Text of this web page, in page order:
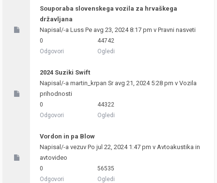
Souporaba slovenskega vozila za hrvaškega
državljana
Napisal/-a Luss Pe avg 23, 2024 8:17 pm v Pravni nasveti
0
Odgovori
44742
Ogledi
2024 Suziki Swift
Napisal/-a martin_krpan Sr avg 21, 2024 5:28 pm v Vozila
prihodnosti
0
Odgovori
44322
Ogledi
Vordon in pa Blow
Napisal/-a vezuv Po jul 22, 2024 1:47 pm v Avtoakustika in
avtovideo
0
Odgovori
56535
Ogledi